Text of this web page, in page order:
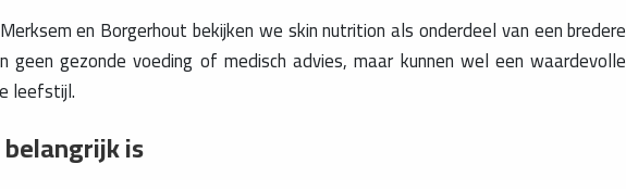
en Borgerhout bekijken we skin nutrition als onderdeel van een bredere
geen gezonde voeding of medisch advies, maar kunnen wel een waardevolle
leefstijl.
is